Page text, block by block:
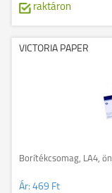
raktáron
VICTORIA PAPER
Borítékcsomag, LA4,
Ár:469 Ft